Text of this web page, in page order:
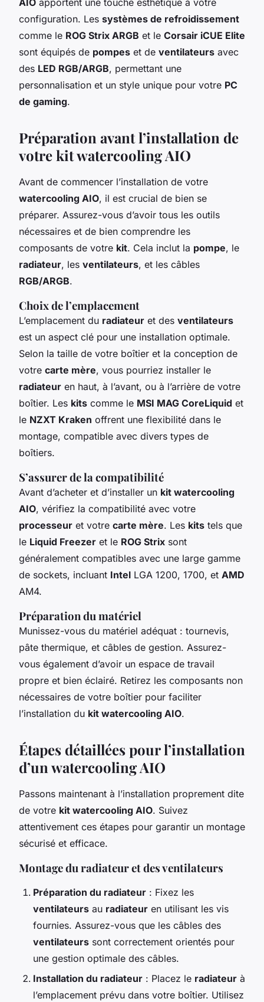
configuration. Les systèmes de refroidissement
comme le ROG Strix ARGB et le Corsair iCUE Elite
sont équipés de pompes et de ventilateurs avec
des LED RGB/ARGB, permettant une
personnalisation et un style unique pour votre PC
de gaming.
Préparation avant l’installation de
votre kit watercooling AIO
Avant de commencer l’installation de votre
watercooling AIO, il est crucial de bien se
préparer. Assurez-vous d’avoir tous les outils
nécessaires et de bien comprendre les
composants de votre kit. Cela inclut la pompe, le
radiateur, les ventilateurs, et les câbles
RGB/ARGB.
Choix de l’emplacement
L’emplacement du radiateur et des ventilateurs
est un aspect clé pour une installation optimale.
Selon la taille de votre boîtier et la conception de
votre carte mère, vous pourriez installer le
radiateur en haut, à l’avant, ou à l’arrière de votre
boîtier. Les kits comme le MSI MAG CoreLiquid et
le NZXT Kraken offrent une flexibilité dans le
montage, compatible avec divers types de
boîtiers.
S’assurer de la compatibilité
Avant d’acheter et d’installer un kit watercooling
AIO, vérifiez la compatibilité avec votre
processeur et votre carte mère. Les kits tels que
le Liquid Freezer et le ROG Strix sont
généralement compatibles avec une large gamme
de sockets, incluant Intel LGA 1200, 1700, et AMD
AM4.
Préparation du matériel
Munissez-vous du matériel adéquat : tournevis,
pâte thermique, et câbles de gestion. Assurez-
vous également d’avoir un espace de travail
propre et bien éclairé. Retirez les composants non
nécessaires de votre boîtier pour faciliter
l’installation du kit watercooling AIO.
Étapes détaillées pour l’installation
d’un watercooling AIO
Passons maintenant à l’installation proprement dite
de votre kit watercooling AIO. Suivez
attentivement ces étapes pour garantir un montage
sécurisé et efficace.
Montage du radiateur et des ventilateurs
Préparation du radiateur : Fixez les
ventilateurs au radiateur en utilisant les vis
fournies. Assurez-vous que les câbles des
ventilateurs sont correctement orientés pour
une gestion optimale des câbles.
Installation du radiateur : Placez le radiateur à
l’emplacement prévu dans votre boîtier. Utilisez